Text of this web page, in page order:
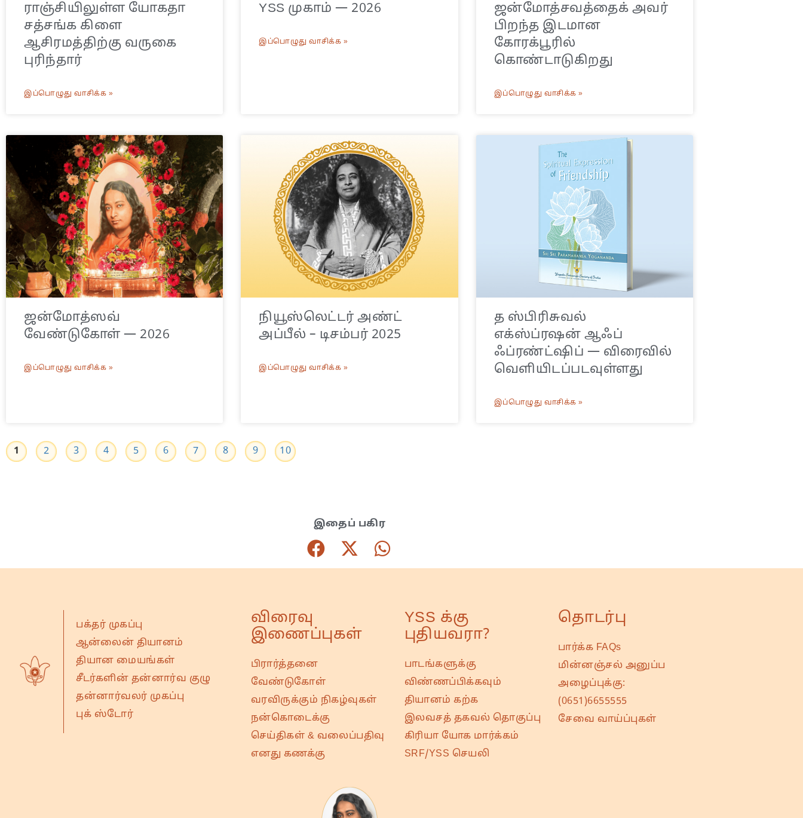
ராஞ்சியிலுள்ள யோகதா
சத்சங்க கிளை
ஆசிரமத்திற்கு வருகை
புரிந்தார்
இப்பொழுது வாசிக்க »
YSS முகாம் — 2026
இப்பொழுது வாசிக்க »
ஜன்மோத்சவத்தைக் அவர்
பிறந்த இடமான
கோரக்பூரில்
கொண்டாடுகிறது
இப்பொழுது வாசிக்க »
ஜன்மோத்ஸவ்
வேண்டுகோள் — 2026
இப்பொழுது வாசிக்க »
நியூஸ்லெட்டர் அண்ட்
அப்பீல் – டிசம்பர் 2025
இப்பொழுது வாசிக்க »
த ஸ்பிரிசுவல்
எக்ஸ்ப்ரஷன் ஆஃப்
ஃப்ரண்ட்ஷிப் — விரைவில்
வெளியிடப்படவுள்ளது
இப்பொழுது வாசிக்க »
1 2 3 4 5 6 7 8 9 10
இதைப் பகிர
பக்தர் முகப்பு
ஆன்லைன் தியானம்
தியான மையங்கள்
சீடர்களின் தன்னார்வ குழு
தன்னார்வலர் முகப்பு
புக் ஸ்டோர்
விரைவு
இணைப்புகள்
பிரார்த்தனை
வேண்டுகோள்
வரவிருக்கும் நிகழ்வுகள்
நன்கொடைக்கு
செய்திகள் & வலைப்பதிவு
எனது கணக்கு
YSS க்கு
புதியவரா?
பாடங்களுக்கு
விண்ணப்பிக்கவும்
தியானம் கற்க
இலவசத் தகவல் தொகுப்பு
கிரியா யோக மார்க்கம்
SRF/YSS செயலி
தொடர்பு
பார்க்க FAQs
மின்னஞ்சல் அனுப்ப
அழைப்புக்கு:
(0651)6655555
சேவை வாய்ப்புகள்